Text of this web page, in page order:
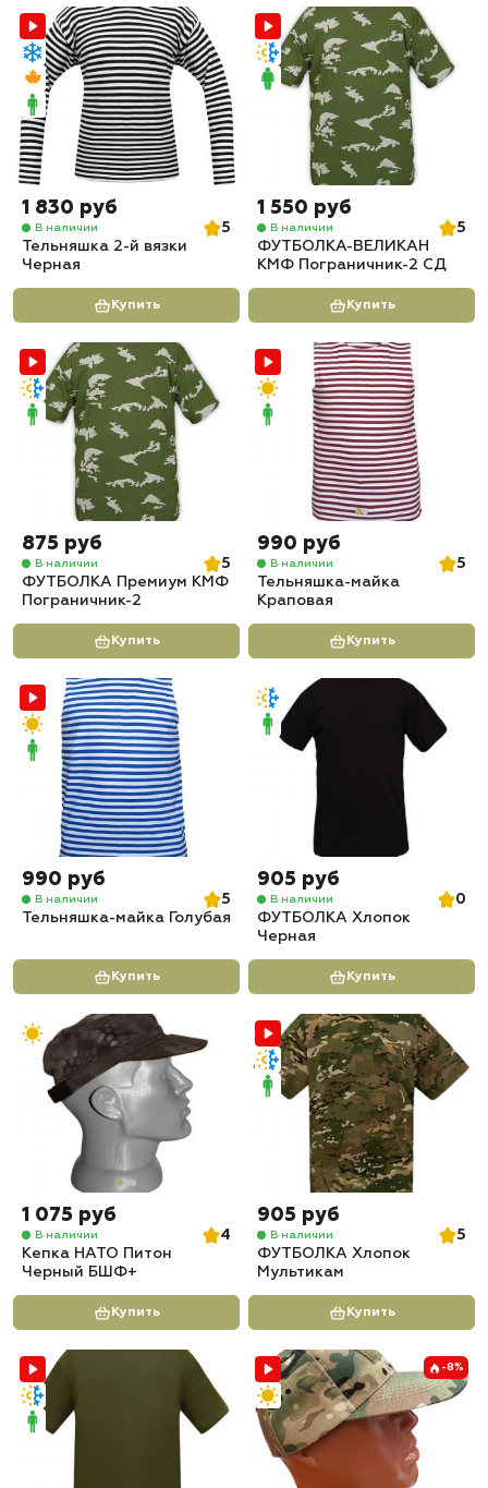
1 830 руб
В наличии
5
Тельняшка 2-й вязки
Черная
Купить
1 550 руб
В наличии
5
ФУТБОЛКА-ВЕЛИКАН
КМФ Пограничник-2 СД
Купить
875 руб
В наличии
5
ФУТБОЛКА Премиум КМФ
Пограничник-2
Купить
990 руб
В наличии
5
Тельняшка-майка
Краповая
Купить
990 руб
В наличии
5
Тельняшка-майка Голубая
Купить
905 руб
В наличии
0
ФУТБОЛКА Хлопок
Черная
Купить
1 075 руб
В наличии
4
Кепка НАТО Питон
Черный БШФ+
Купить
905 руб
В наличии
5
ФУТБОЛКА Хлопок
Мультикам
Купить
-8%